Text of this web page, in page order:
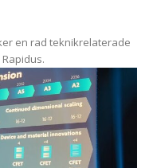
en rad teknikrelaterade